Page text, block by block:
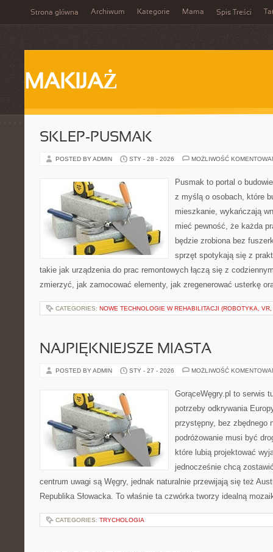
Strona główna Archiwum Kategorie Mama Spis Treści
MAKIJAŻ
SKLEP-PUSMAK
POSTED BY ADMIN STY - 28 - 2026 MOŻLIWOŚĆ
Pusmak to portal o
z myślą o osobach, które
mieszkanie, wykańczają
mieć pewność, że każda
będzie zrobiona bez
sprzęt spotykają się z
takie jak urządzenia do prac remontowych łączą się z
zmierzyć, jak zamocować elementy, jak zregenerować usterkę
CATEGORIES: NOWE TECHNOLOGIE W REHABILITACJI (ROBOTYKA,
NAJPIĘKNIEJSZE MIASTA
POSTED BY ADMIN STY - 27 - 2026 MOŻLIWOŚĆ
GorąceWęgry.pl to serwis
potrzeby odkrywania
przystępny, bez zbędnego
podróżowanie musi być
które lubią projektować
jednocześnie chcą
centrum uwagi są Węgry, jednak naturalnie przewijają się też
Republika Słowacka. To właśnie ta czwórka tworzy idealną
CATEGORIES: TRYCHOLOGIA